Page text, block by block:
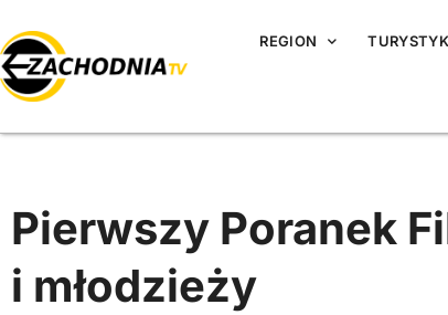
REGION
Pierwszy Poranek
i młodzieży